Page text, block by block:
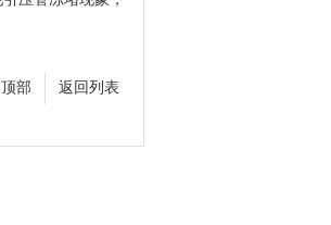
返回列表
部